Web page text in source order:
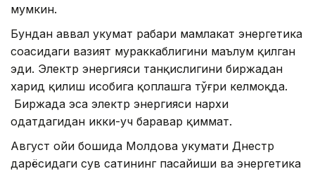
мумкин.
Бундан аввал ҳукумат раҳбари мамлакат энергетика
соҳасидаги вазият мураккаблигини маълум қилган
эди. Электр энергияси танқислигини биржадан
харид қилиш ҳисобига қоплашга тўғри келмоқда.
Биржада эса электр энергияси нархи
одатдагидан икки-уч баравар қиммат.
Август ойи бошида Молдова ҳукумати Днестр
дарёсидаги сув сатҳининг пасайиши ва энергетика